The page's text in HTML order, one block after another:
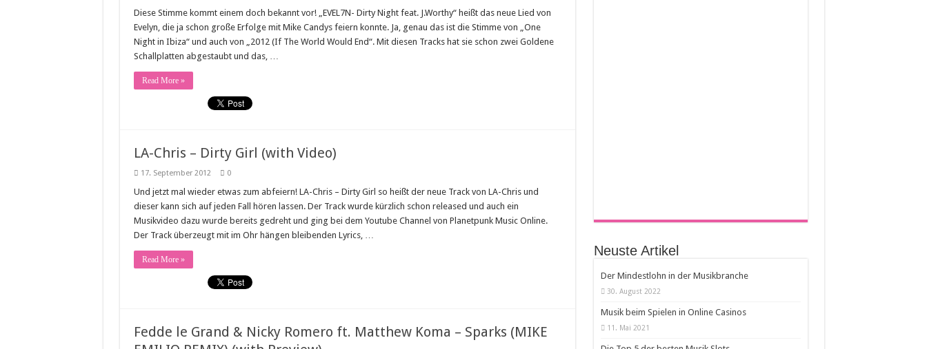
Diese Stimme kommt einem doch bekannt vor! „EVEL7N- Dirty Night feat. J.Worthy“ heißt das neue Lied von
Evelyn, die ja schon große Erfolge mit Mike Candys feiern konnte. Ja, genau das ist die Stimme von „One
Night in Ibiza“ und auch von „2012 (If The World Would End“. Mit diesen Tracks hat sie schon zwei Goldene
Schallplatten abgestaubt und das, …
Read More »
LA-Chris – Dirty Girl (with Video)
17. September 2012 0
Und jetzt mal wieder etwas zum abfeiern! LA-Chris – Dirty Girl so heißt der neue Track von LA-Chris und
dieser kann sich auf jeden Fall hören lassen. Der Track wurde kürzlich schon released und auch ein
Musikvideo dazu wurde bereits gedreht und ging bei dem Youtube Channel von Planetpunk Music Online.
Der Track überzeugt mit im Ohr hängen bleibenden Lyrics, …
Read More »
Fedde le Grand & Nicky Romero ft. Matthew Koma – Sparks (MIKE
Neuste Artikel
Der Mindestlohn in der Musikbranche
30. August 2022
Musik beim Spielen in Online Casinos
11. Mai 2021